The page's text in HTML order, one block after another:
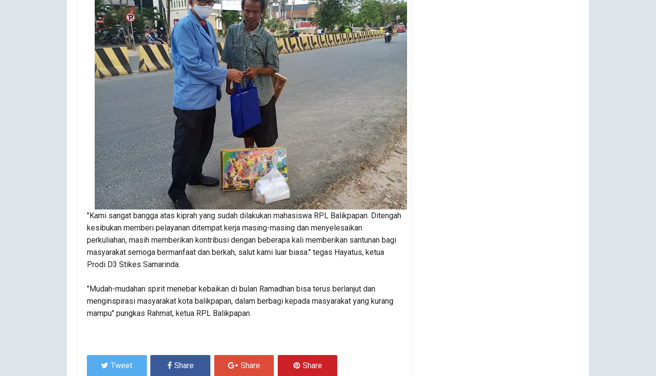
"Kami sangat bangga atas kiprah yang sudah dilakukan mahasiswa RPL Balikpapan. Ditengah
kesibukan memberi pelayanan ditempat kerja masing-masing dan menyelesaikan
perkuliahan, masih memberikan kontribusi dengan beberapa kali memberikan santunan bagi
masyarakat.semoga bermanfaat dan berkah, salut kami luar biasa." tegas Hayatus, ketua
Prodi D3 Stikes Samarinda.
"Mudah-mudahan spirit menebar kebaikan di bulan Ramadhan bisa terus berlanjut dan
menginspirasi masyarakat kota balikpapan, dalam berbagi kepada masyarakat yang kurang
mampu" pungkas Rahmat, ketua RPL Balikpapan.
Tweet Share Share Share